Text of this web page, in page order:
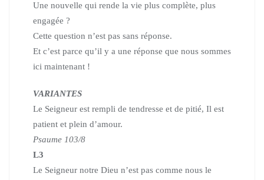
Une nouvelle qui rende la vie plus complète, plus
engagée ?
Cette question n’est pas sans réponse.
Et c’est parce qu’il y a une réponse que nous sommes
ici maintenant !
VARIANTES
Le Seigneur est rempli de tendresse et de pitié, Il est
patient et plein d’amour.
Psaume 103/8
L3
Le Seigneur notre Dieu n’est pas comme nous le